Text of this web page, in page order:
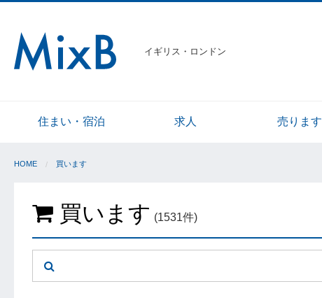
イギリス・ロンドン
住まい・宿泊 求人 売ります
HOME 買います
買います (1531件)